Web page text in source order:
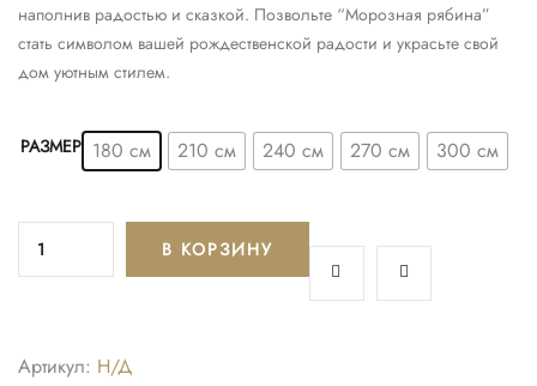
наполнив радостью и сказкой. Позвольте “Морозная рябина”
стать символом вашей рождественской радости и украсьте свой
дом уютным стилем.
РАЗМЕР 180 см 210 см 240 см 270 см 300 см
В КОРЗИНУ
Артикул: Н/Д